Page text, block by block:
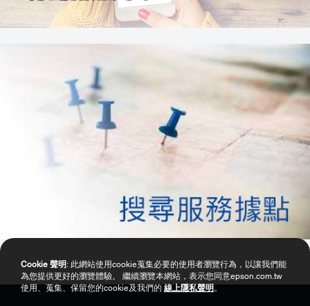
Cookie 聲明 : 此網站使用cookie蒐集必要的使用者瀏覽行為，以讓我們能
為您提供更好的瀏覽體驗。 繼續瀏覽本網站，表示您同意epson.com.tw
使用、蒐集、保留您的cookie及我們的 線上隱私聲明 。